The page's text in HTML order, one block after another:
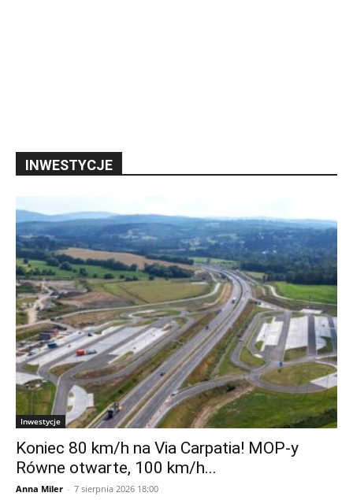
INWESTYCJE
Inwestycje
Koniec 80 km/h na Via Carpatia! MOP-y
Równe otwarte, 100 km/h...
Anna Miler - 7 sierpnia 2026 18:00